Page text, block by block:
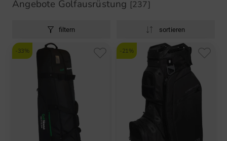
Angebote Golfausrüstung [237]
filtern sortieren
-33% -21%